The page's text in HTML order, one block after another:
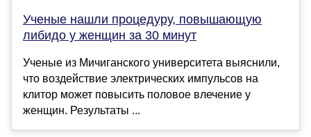
Ученые нашли процедуру, повышающую
либидо у женщин за 30 минут
Ученые из Мичиганского университета выяснили,
что воздействие электрических импульсов на
клитор может повысить половое влечение у
женщин. Результаты ...